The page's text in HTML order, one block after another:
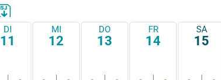
DI
11
MI
12
DO
13
FR
14
SA
15